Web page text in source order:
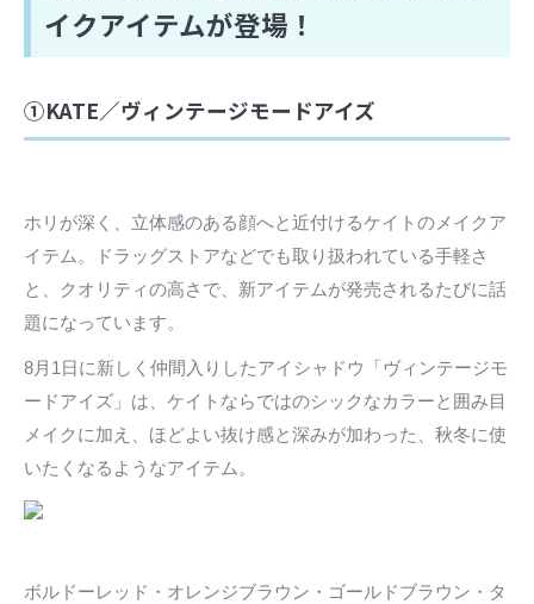
イクアイテムが登場！
①KATE／ヴィンテージモードアイズ
ホリが深く、立体感のある顔へと近付けるケイトのメイクア
イテム。ドラッグストアなどでも取り扱われている手軽さ
と、クオリティの高さで、新アイテムが発売されるたびに話
題になっています。
8月1日に新しく仲間入りしたアイシャドウ「ヴィンテージモ
ードアイズ」は、ケイトならではのシックなカラーと囲み目
メイクに加え、ほどよい抜け感と深みが加わった、秋冬に使
いたくなるようなアイテム。
ボルドーレッド・オレンジブラウン・ゴールドブラウン・タ